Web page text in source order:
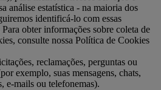
análise estatística - na maioria dos
identificá-lo com essas
obter informações sobre coleta de
consulte nossa Política de Cookies
reclamações, perguntas ou
exemplo, suas mensagens, chats,
e-mails ou telefonemas).